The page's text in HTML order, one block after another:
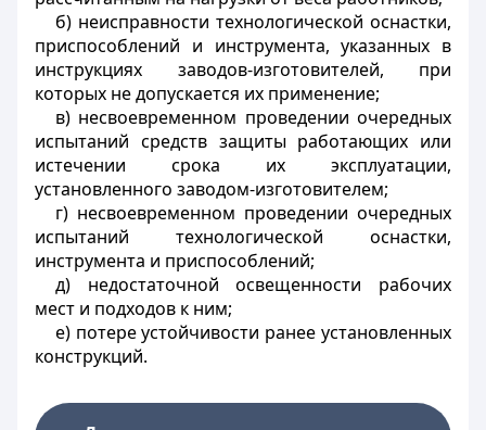
б) неисправности технологической оснастки,
приспособлений и инструмента, указанных в
инструкциях заводов-изготовителей, при
которых не допускается их применение;
в) несвоевременном проведении очередных
испытаний средств защиты работающих или
истечении срока их эксплуатации,
установленного заводом-изготовителем;
г) несвоевременном проведении очередных
испытаний технологической оснастки,
инструмента и приспособлений;
д) недостаточной освещенности рабочих
мест и подходов к ним;
е) потере устойчивости ранее установленных
конструкций.